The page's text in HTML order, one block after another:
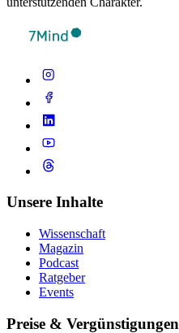
Unsere Inhalte
Wissenschaft
Magazin
Podcast
Ratgeber
Events
Preise & Vergünstigungen